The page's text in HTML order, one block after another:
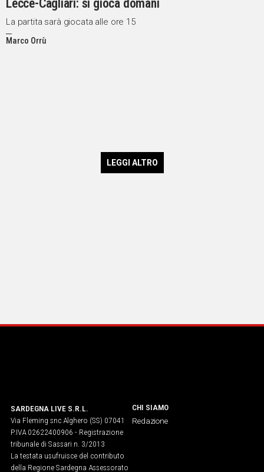
Lecce-Cagliari: si gioca domani
La partita sarà giocata alle ore 15
Marco Orrù
LEGGI ALTRO
SARDEGNA LIVE S.R.L.
Via Fleming snc Alghero (SS) 07041
P.IVA 02622400906 - Registrazione
tribunale di Sassari n. 3/2013
La testata usufruisce del contributo
della Regione Sardegna Assessorato
CHI SIAMO
Redazione